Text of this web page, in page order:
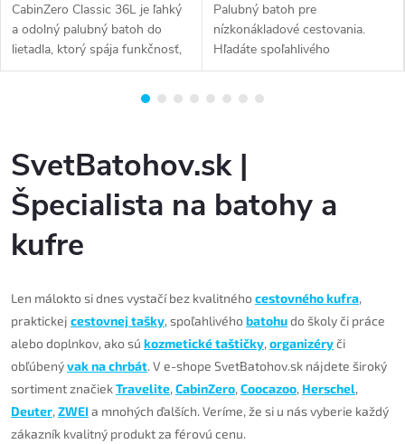
CabinZero Classic 36L je ľahký
a odolný palubný batoh do
lietadla, ktorý spája funkčnosť,
štýl a pohodlie. Vďaka objemu
na...
Palubný batoh pre
nízkonákladové cestovania.
Hľadáte spoľahlivého
spoločníka na cesty? Mal by
SvetBatohov.sk |
Špecialista na batohy a
kufre
Len málokto si dnes vystačí bez kvalitnéhocestovného kufra,
praktickej cestovnej tašky, spoľahlivéhobatohudo školy či práce
alebo doplnkov, ako sú kozmetické taštičky, organizéryči
obľúbenývak na chrbát. V e-shope SvetBatohov.sk nájdete široký
sortiment značiekTravelite, CabinZero, Coocazoo, Herschel,
Deuter, ZWEIa mnohých ďalších. Veríme, že si u nás vyberie každý
zákazník kvalitný produkt za férovú cenu.